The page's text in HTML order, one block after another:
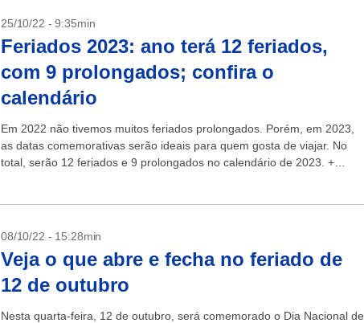
25/10/22 - 9:35min
Feriados 2023: ano terá 12 feriados,
com 9 prolongados; confira o
calendário
Em 2022 não tivemos muitos feriados prolongados. Porém, em 2023,
as datas comemorativas serão ideais para quem gosta de viajar. No
total, serão 12 feriados e 9 prolongados no calendário de 2023. +
08/10/22 - 15:28min
Veja o que abre e fecha no feriado de
12 de outubro
Nesta quarta-feira, 12 de outubro, será comemorado o Dia Nacional de